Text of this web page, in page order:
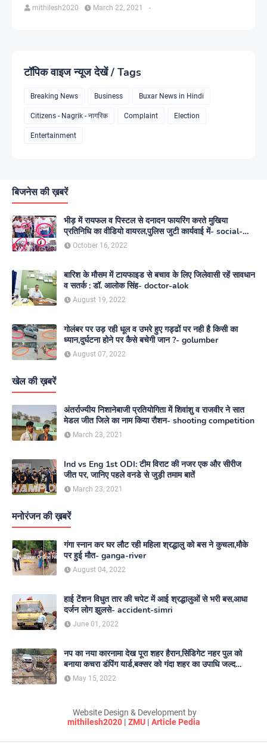
mithilesh2020 -
March 22, 2021
टॉपिक वाइज न्यूज देखें / Tags
Breaking News Business Buxar News in Hindi
Citizens - Nagrik - नागरिक Complaint Election
Entertainment
बिजनेस की ख़बरें
भीड़ में रायफल व पिस्टल से दनादन फायरिंग करते मुखिया
प्रतिनिधि का वीडियो वायरल,पुलिस जुटी कार्यवाई में- social-
media
October 16, 2022
बारिश के मौसम में टायफाइड से बचाव के लिए जिलेवासी रहें सावधान
व सतर्क : डॉ. आलोक सिंह- doctor-alok
August 19, 2022
गोलंबर पर उड़ रही धूल व उभरे हुए गड्ढों पर नही है किसी का
ध्यान,दुर्घटना होने पर कैसे बचेगी जान ?- golumber
August 07, 2022
खेल की ख़बरें
अंतर्राज्यीय निशानेबाजी प्रतियोगिता में शिवांशु व राजवीर ने सात
मेडल जीत जिले का नाम किया रौशन- shooting competition
March 23, 2021
Ind vs Eng 1st ODI: टीम विराट की नजर एक और सीरीज
जीत पर, जानिए पहले वनडे से जुड़ी तमाम बातें
March 23, 2021
मनोरंजन की ख़बरें
गंगा स्नान कर घर लौट रही महिला श्रद्धालु को बस ने कुचला,मौके
पर हुई मौत- ganga-river
August 04, 2022
हाई टेंशन विधुत तार की चपेट में आई श्रद्धालुओं से भरी बस,आधा
दर्जन लोग झुलसे- accident-simri
June 01, 2022
नप का नया कारनामा देख पूरा शहर हैरान,सिंडिगेट नहर पुल को
बनाया कचरा डंपिंग यार्ड,बक्सर को गंदा शहर का उपाधि जल्द
दिलाएगा नगर परिषद- nagar-parishad
May 15, 2022
Website Design & Development by
mithilesh2020| ZMU| Article Pedia